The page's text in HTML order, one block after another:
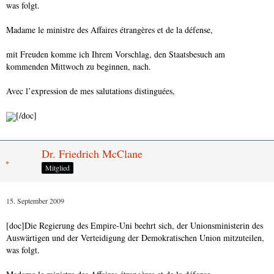
Unionsministerin des Auswärtigen und der Verteidigung
was folgt.
Madame le ministre des Affaires étrangères et de la défense,
mit Freuden komme ich Ihrem Vorschlag, den Staatsbesuch am
kommenden Mittwoch zu beginnen, nach.
Avec l’expression de mes salutations distinguées,
[/doc]
Dr. Friedrich McClane
Mitglied
15. September 2009
[doc]Die Regierung des Empire-Uni beehrt sich, der Unionsministerin des
Auswärtigen und der Verteidigung der Demokratischen Union mitzuteilen,
was folgt.